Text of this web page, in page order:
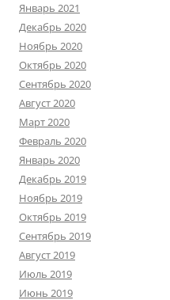
Январь 2021
Декабрь 2020
Ноябрь 2020
Октябрь 2020
Сентябрь 2020
Август 2020
Март 2020
Февраль 2020
Январь 2020
Декабрь 2019
Ноябрь 2019
Октябрь 2019
Сентябрь 2019
Август 2019
Июль 2019
Июнь 2019